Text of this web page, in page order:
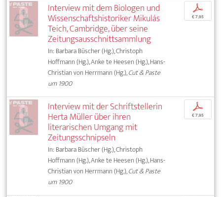
Interview mit dem Biologen und
Wissenschaftshistoriker Mikulás
Teich, Cambridge, über seine
Zeitungsausschnittsammlung
In: Barbara Büscher (Hg.), Christoph
Hoffmann (Hg.), Anke te Heesen (Hg.), Hans-
Christian von Herrmann (Hg.),Cut & Paste
um 1900
p
€ 7,95
Interview mit der Schriftstellerin
Herta Müller über ihren
literarischen Umgang mit
Zeitungsschnipseln
In: Barbara Büscher (Hg.), Christoph
Hoffmann (Hg.), Anke te Heesen (Hg.), Hans-
Christian von Herrmann (Hg.),Cut & Paste
um 1900
p
€ 7,95